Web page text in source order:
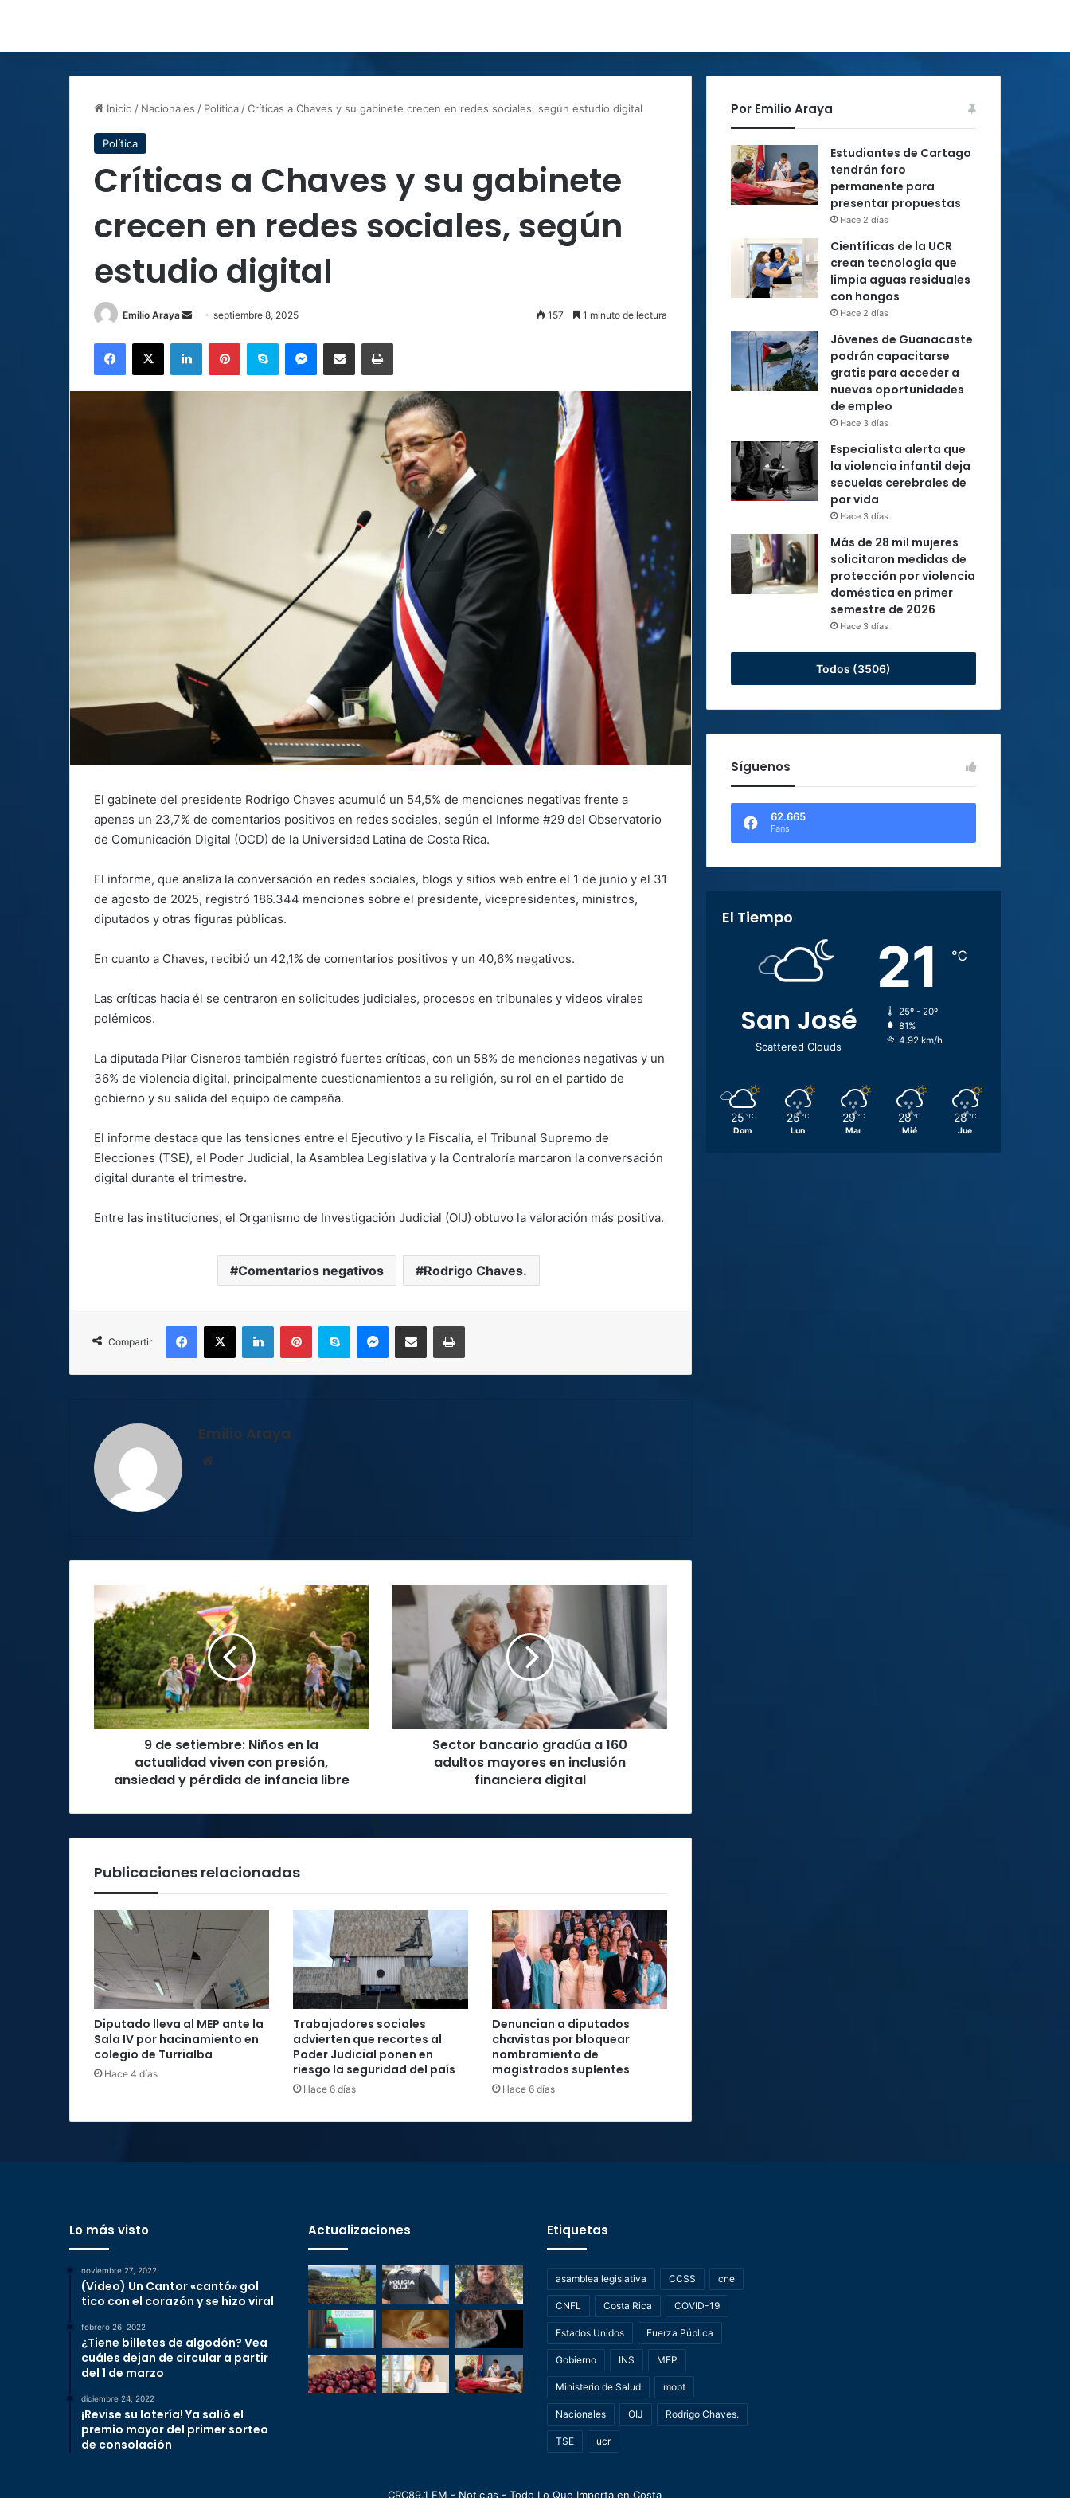
Inicio / Nacionales / Política /Críticas a Chaves y su gabinete crecen en redes sociales, según estudio digital
Política
Críticas a Chaves y su gabinete
crecen en redes sociales, según
estudio digital
Emilio Araya
Sendseptiembre 8, 2025 157 1 minuto de lectura
Facebook
X LinkedInPinterestSkype MessengerCompartir por correo electrónicoImprimir
El gabinete del presidente Rodrigo Chaves acumuló un 54,5% de menciones negativas frente a
apenas un 23,7% de comentarios positivos en redes sociales, según el Informe #29 del Observatorio
de Comunicación Digital (OCD) de la Universidad Latina de Costa Rica.
El informe, que analiza la conversación en redes sociales, blogs y sitios web entre el 1 de junio y el 31
de agosto de 2025, registró 186.344 menciones sobre el presidente, vicepresidentes, ministros,
diputados y otras figuras públicas.
En cuanto a Chaves, recibió un 42,1% de comentarios positivos y un 40,6% negativos.
Las críticas hacia él se centraron en solicitudes judiciales, procesos en tribunales y videos virales
polémicos.
La diputada Pilar Cisneros también registró fuertes críticas, con un 58% de menciones negativas y un
36% de violencia digital, principalmente cuestionamientos a su religión, su rol en el partido de
gobierno y su salida del equipo de campaña.
El informe destaca que las tensiones entre el Ejecutivo y la Fiscalía, el Tribunal Supremo de
Elecciones (TSE), el Poder Judicial, la Asamblea Legislativa y la Contraloría marcaron la conversación
digital durante el trimestre.
Entre las instituciones, el Organismo de Investigación Judicial (OIJ) obtuvo la valoración más positiva.
Comentarios negativos Rodrigo Chaves.
Compartir
Facebook
X LinkedInPinterestSkype MessengerCompartir por correo electrónicoImprimir
Emilio Araya
de
setiembre:
Niños
en
actualidad
viven
con
ansiedad
de
9 de setiembre: Niños en la
actualidad viven con presión,
ansiedad y pérdida de infancia libre
Sector
bancario
160
adultos
mayores
en
inclusión
financieraSector bancario gradúa a 160
adultos mayores en inclusión
financiera digital
Publicaciones relacionadas
Diputado lleva al MEP ante la
Sala IV por hacinamiento en
colegio de Turrialba
Hace 4 días
Trabajadores sociales
advierten que recortes al
Poder Judicial ponen en
riesgo la seguridad del país
Hace 6 días
Denuncian a diputados
chavistas por bloquear
nombramiento de
magistrados suplentes
Hace 6 días
Por Emilio Araya
Estudiantes de Cartago
tendrán foro
permanente para
presentar propuestas
Hace 2 días
Científicas de la UCR
crean tecnología que
limpia aguas residuales
con hongos
Hace 2 días
Jóvenes de Guanacaste
podrán capacitarse
gratis para acceder a
nuevas oportunidades
de empleo
Hace 3 días
Especialista alerta que
la violencia infantil deja
secuelas cerebrales de
por vida
Hace 3 días
Más de 28 mil mujeres
solicitaron medidas de
protección por violencia
doméstica en primer
semestre de 2026
Hace 3 días
Todos (3506)
Síguenos
62.665
Fans
El Tiempo
San José
Scattered Clouds
21 ℃
25º - 20º
81%
4.92 km/h
25 ℃
Dom
25 ℃
Lun
29 ℃
Mar
28 ℃
Mié
28 ℃
Jue
Lo más visto
noviembre 27, 2022
(Video) Un Cantor «cantó» gol
tico con el corazón y se hizo viral
febrero 26, 2022
¿Tiene billetes de algodón? Vea
cuáles dejan de circular a partir
del 1 de marzo
diciembre 24, 2022
¡Revise su lotería! Ya salió el
premio mayor del primer sorteo
de consolación
Actualizaciones Etiquetas
asamblea legislativa CCSS cne
CNFL Costa Rica COVID-19
Estados Unidos Fuerza Pública
Gobierno INS MEP
Ministerio de Salud mopt
Nacionales OIJ Rodrigo Chaves.
TSE ucr
CRC89.1 FM - Noticias - Todo Lo Que Importa en Costa